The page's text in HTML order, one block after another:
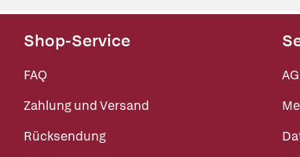
Shop-Service
FAQ
Zahlung und Versand
Rücksendung